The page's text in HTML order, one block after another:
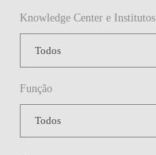
Knowledge Center e Institutos
Função